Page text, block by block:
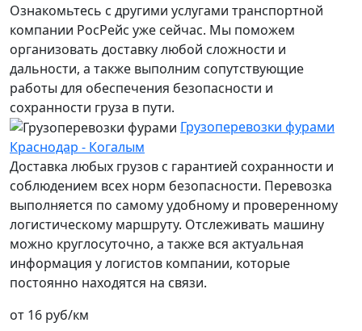
Ознакомьтесь с другими услугами транспортной
компании РосРейс уже сейчас. Мы поможем
организовать доставку любой сложности и
дальности, а также выполним сопутствующие
работы для обеспечения безопасности и
сохранности груза в пути.
Грузоперевозки фурами
Краснодар - Когалым
Доставка любых грузов с гарантией сохранности и
соблюдением всех норм безопасности. Перевозка
выполняется по самому удобному и проверенному
логистическому маршруту. Отслеживать машину
можно круглосуточно, а также вся актуальная
информация у логистов компании, которые
постоянно находятся на связи.
от 16 руб/км